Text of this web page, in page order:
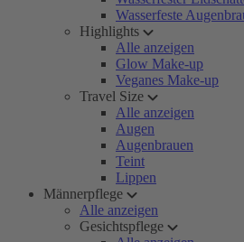
Wasserfeste
Highlights
Alle anzeigen
Glow Make-up
Veganes Make-up
Travel Size
Alle anzeigen
Augen
Augenbrauen
Teint
Lippen
Männerpflege
Alle anzeigen
Gesichtspflege